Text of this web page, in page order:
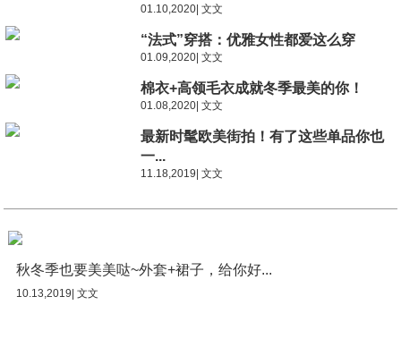
01.10,2020| 文文
“法式”穿搭：优雅女性都爱这么穿
01.09,2020| 文文
棉衣+高领毛衣成就冬季最美的你！
01.08,2020| 文文
最新时髦欧美街拍！有了这些单品你也
一...
11.18,2019| 文文
秋冬季也要美美哒~外套+裙子，给你好...
10.13,2019| 文文